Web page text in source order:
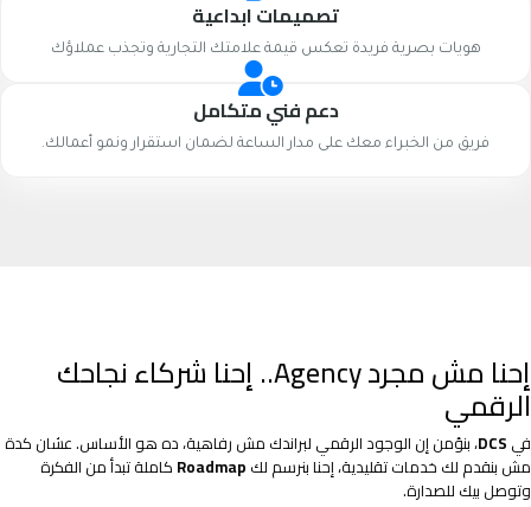
تصميمات ابداعية
هويات بصرية فريدة تعكس قيمة علامتك التجارية وتجذب عملاؤك
دعم فني متكامل
فريق من الخبراء معك على مدار الساعة لضمان استقرار ونمو أعمالك.
إحنا مش مجرد Agency.. إحنا شركاء نجاحك
الرقمي
في DCS، بنؤمن إن الوجود الرقمي لبراندك مش رفاهية، ده هو الأساس. عشان كدة
مش بنقدم لك خدمات تقليدية، إحنا بنرسم لك Roadmap كاملة تبدأ من الفكرة
وتوصل بيك للصدارة.